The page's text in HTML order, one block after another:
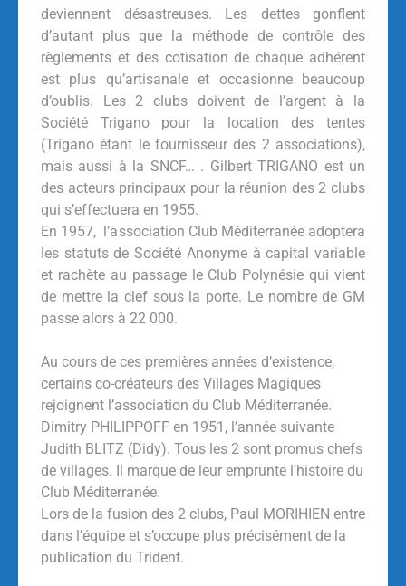
deviennent désastreuses. Les dettes gonflent
d’autant plus que la méthode de contrôle des
règlements et des cotisation de chaque adhérent
est plus qu’artisanale et occasionne beaucoup
d’oublis. Les 2 clubs doivent de l’argent à la
Société Trigano pour la location des tentes
(Trigano étant le fournisseur des 2 associations),
mais aussi à la SNCF… . Gilbert TRIGANO est un
des acteurs principaux pour la réunion des 2 clubs
qui s’effectuera en 1955.
En 1957, l’association Club Méditerranée adoptera
les statuts de Société Anonyme à capital variable
et rachète au passage le Club Polynésie qui vient
de mettre la clef sous la porte. Le nombre de GM
passe alors à 22 000.
Au cours de ces premières années d’existence,
certains co-créateurs des Villages Magiques
rejoignent l’association du Club Méditerranée.
Dimitry PHILIPPOFF en 1951, l’année suivante
Judith BLITZ (Didy). Tous les 2 sont promus chefs
de villages. Il marque de leur emprunte l’histoire du
Club Méditerranée.
Lors de la fusion des 2 clubs, Paul MORIHIEN entre
dans l’équipe et s’occupe plus précisément de la
publication du Trident.